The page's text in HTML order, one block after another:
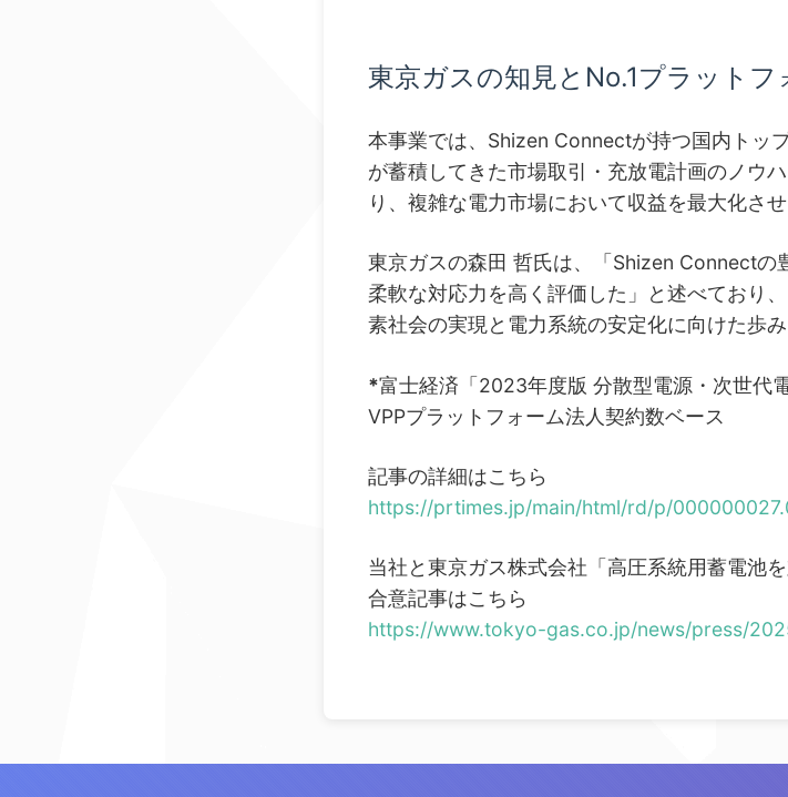
東京ガスの知見とNo.1プラットフ
本事業では、Shizen Connectが持つ国内トッ
が蓄積してきた市場取引・充放電計画のノウ
り、複雑な電力市場において収益を最大化さ
東京ガスの森田 哲氏は、「Shizen Connectの
柔軟な対応力を高く評価した」と述べており
素社会の実現と電力系統の安定化に向けた歩
*富士経済「2023年度版 分散型電源・次世代
VPPプラットフォーム法人契約数ベース
記事の詳細はこちら
https://prtimes.jp/main/html/rd/p/
当社と東京ガス株式会社「高圧系統用蓄電池
合意記事はこちら
https://www.tokyo-gas.co.jp/news/press/